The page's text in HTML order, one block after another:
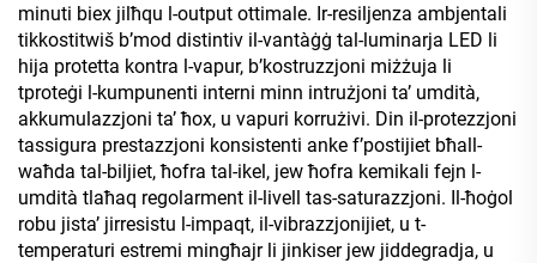
minuti biex jilħqu l-output ottimale. Ir-resiljenza ambjentali
tikkostitwiš b’mod distintiv il-vantàġġ tal-luminarja LED li
hija protetta kontra l-vapur, b’kostruzzjoni miżżuja li
tproteġi l-kumpunenti interni minn intrużjoni ta’ umdità,
akkumulazzjoni ta’ ħox, u vapuri korrużivi. Din il-protezzjoni
tassigura prestazzjoni konsistenti anke f’postijiet bħall-
waħda tal-biljiet, ħofra tal-ikel, jew ħofra kemikali fejn l-
umdità tlaħaq regolarment il-livell tas-saturazzjoni. Il-ħoġol
robu jista’ jirresistu l-impaqt, il-vibrazzjonijiet, u t-
temperaturi estremi mingħajr li jinkiser jew jiddegradja, u